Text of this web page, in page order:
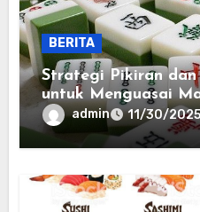
BERITA
Strategi Pikiran
untuk Menguasai
admin 11/30/